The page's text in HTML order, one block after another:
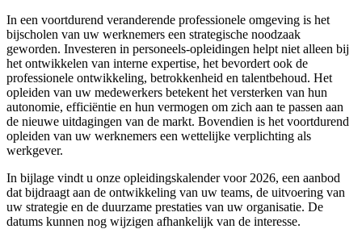
In een voortdurend veranderende professionele omgeving is het
bijscholen van uw werknemers een strategische noodzaak
geworden. Investeren in personeels-opleidingen helpt niet alleen bij
het ontwikkelen van interne expertise, het bevordert ook de
professionele ontwikkeling, betrokkenheid en talentbehoud. Het
opleiden van uw medewerkers betekent het versterken van hun
autonomie, efficiëntie en hun vermogen om zich aan te passen aan
de nieuwe uitdagingen van de markt. Bovendien is het voortdurend
opleiden van uw werknemers een wettelijke verplichting als
werkgever.
In bijlage vindt u onze opleidingskalender voor 2026, een aanbod
dat bijdraagt aan de ontwikkeling van uw teams, de uitvoering van
uw strategie en de duurzame prestaties van uw organisatie. De
datums kunnen nog wijzigen afhankelijk van de interesse.